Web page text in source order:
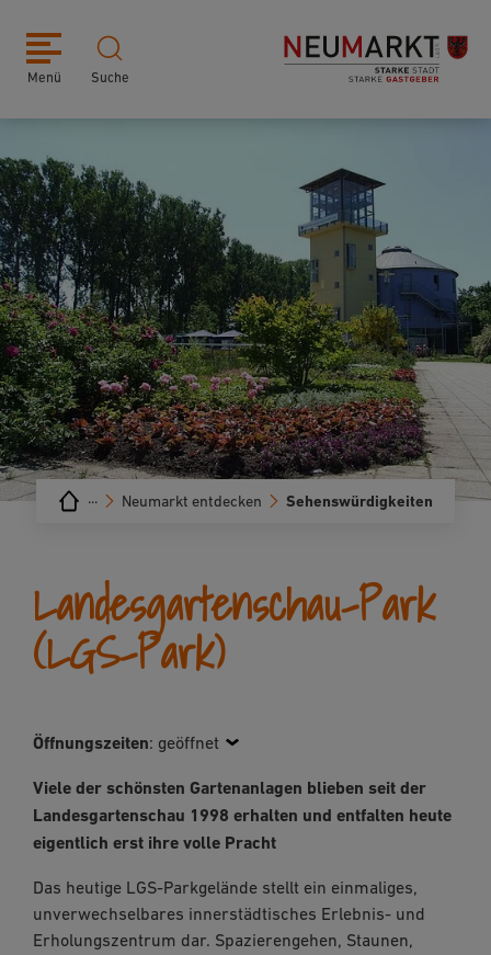
Menü Suche
Sehenswürdigkeiten
Neumarkt entdecken
···
Landesgartenschau-Park
(LGS-Park)
Öffnungszeiten: geöffnet
Viele der schönsten Gartenanlagen blieben seit der
Landesgartenschau 1998 erhalten und entfalten heute
eigentlich erst ihre volle Pracht
Das heutige LGS-Parkgelände stellt ein einmaliges,
unverwechselbares innerstädtisches Erlebnis- und
Erholungszentrum dar. Spazierengehen, Staunen,